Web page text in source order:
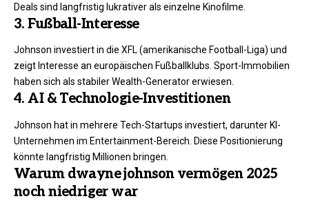
Deals sind langfristig lukrativer als einzelne Kinofilme.
3. Fußball-Interesse
Johnson investiert in die XFL (amerikanische Football-Liga) und
zeigt Interesse an europäischen Fußballklubs. Sport-Immobilien
haben sich als stabiler Wealth-Generator erwiesen.
4. AI & Technologie-Investitionen
Johnson hat in mehrere Tech-Startups investiert, darunter KI-
Unternehmen im Entertainment-Bereich. Diese Positionierung
könnte langfristig Millionen bringen.
Warum dwayne johnson vermögen 2025
noch niedriger war